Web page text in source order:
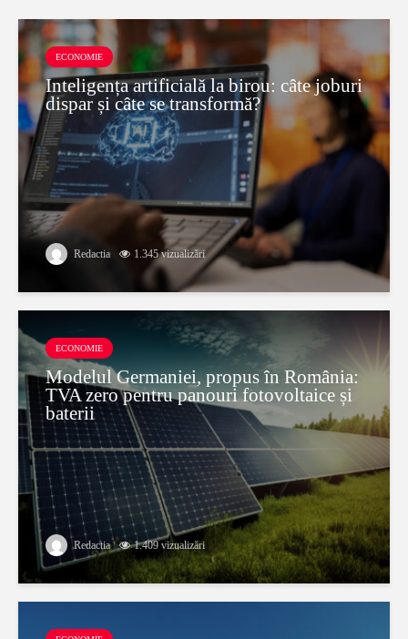
ECONOMIE
Inteligența artificială la birou: câte joburi
dispar și câte se transformă?
Redactia 1.345 vizualizări
ECONOMIE
Modelul Germaniei, propus în România:
TVA zero pentru panouri fotovoltaice și
baterii
Redactia 1.409 vizualizări